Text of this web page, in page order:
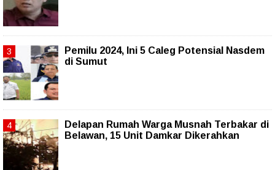
Pemilu 2024, Ini 5 Caleg Potensial Nasdem
di Sumut
Delapan Rumah Warga Musnah Terbakar di
Belawan, 15 Unit Damkar Dikerahkan